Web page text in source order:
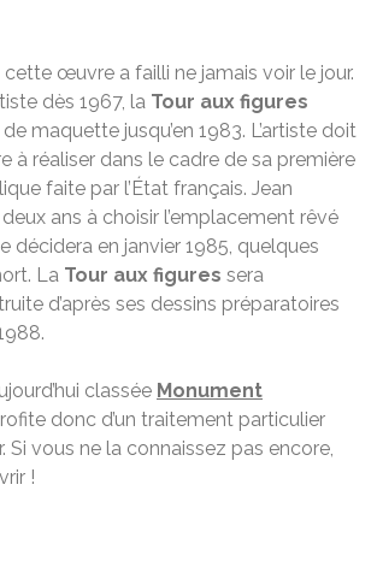
cette œuvre a failli ne jamais voir le jour.
dès 1967, la Tour aux figures
maquette jusqu’en 1983. L’artiste doit
à réaliser dans le cadre de sa première
faite par l’État français. Jean
ans à choisir l’emplacement rêvé
décidera en janvier 1985, quelques
La Tour aux figures sera
d’après ses dessins préparatoires
classée Monument
donc d’un traitement particulier
Si vous ne la connaissez pas encore,
!